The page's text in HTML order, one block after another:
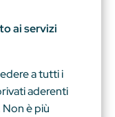
ai servizi
a tutti i
aderenti
Non è più